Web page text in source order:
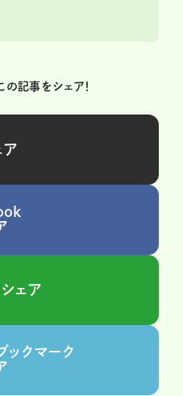
記事をシェア！
ア
ェア
ックマーク